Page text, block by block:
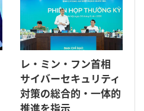
レ・ミン・フン首相
サイバーセキュリティ
対策の総合的・一体的
推進を指示